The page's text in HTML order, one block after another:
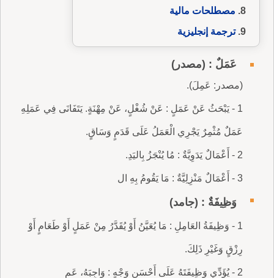
مصطلحات مالية
ترجمة إنجليزية
عَمَلٌ : (مصدر)
(مصدر: عَمِلَ).
1 - يَبْحَثُ عَنْ عَمَلٍ : عَنْ شُغْلٍ، عَنْ مِهْنَةٍ. يَتَفَانَى فِي عَمَلِهِ
عَمَلٌ مُثْمِرٌ يَجْرِي الْعَمَلُ عَلَى قَدَمٍ وَسَاقٍ.
2 - أَعْمَالٌ يَدَوِيَّةٌ : مُا يُنْجَزُ بِاليَدِ.
3 - أَعْمَالٌ مَنْزِلِيَّةٌ : مَا يَقُومُ بِهِ ال
وَظِيفَةٌ : (جامد)
1 - وَظِيفَةُ العَامِلِ : مَا يُعَيَّنُ أَوْ يُقَدَّرُ مِنْ عَمَلٍ أَوْ طَعَامٍ أَوْ
رِزْقٍ وَغَيْرِ ذَلِكَ.
2 - يُؤَدِّي وَظِيفَتَهُ عَلَى أَحْسَنِ وَجْهٍ : وَاجِبَهُ، عَم